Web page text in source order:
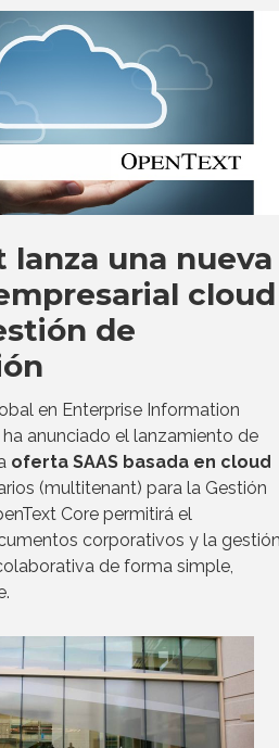
lanza una nueva
cloud
de
en Enterprise Information
anunciado el lanzamiento de
oferta SAAS basada en cloud
(multitenant) para la Gestión
Core permitirá el
corporativos y la gestión
de forma simple,